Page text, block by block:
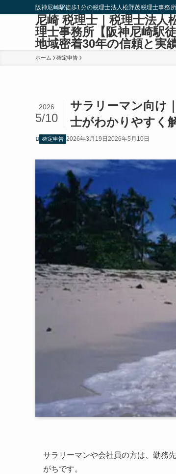
阪神尼崎駅徒歩1分の税理士法人松野茂税理士事務
尼崎 税理士｜税理士法人
理士事務所【阪神尼崎駅徒
地域密着30年の信頼と実
ホーム 確定申告
サラリーマン向け
士がわかりやすく
2026
5/10
確定申告 2026年3月19日 2026年5月10日
サラリーマンや会社員の方は、勤務
がちです。